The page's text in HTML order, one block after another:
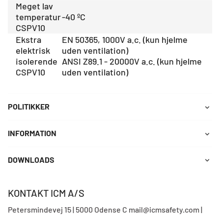
Meget lav
temperatur
CSPV10
-40 ºC
Ekstra
elektrisk
isolerende
CSPV10
EN 50365, 1000V a.c. (kun hjelme
uden ventilation)
ANSI Z89.1 - 20000V a.c. (kun hjelme
uden ventilation)
POLITIKKER
INFORMATION
DOWNLOADS
KONTAKT ICM A/S
Petersmindevej 15 | 5000 Odense C mail@icmsafety.com |